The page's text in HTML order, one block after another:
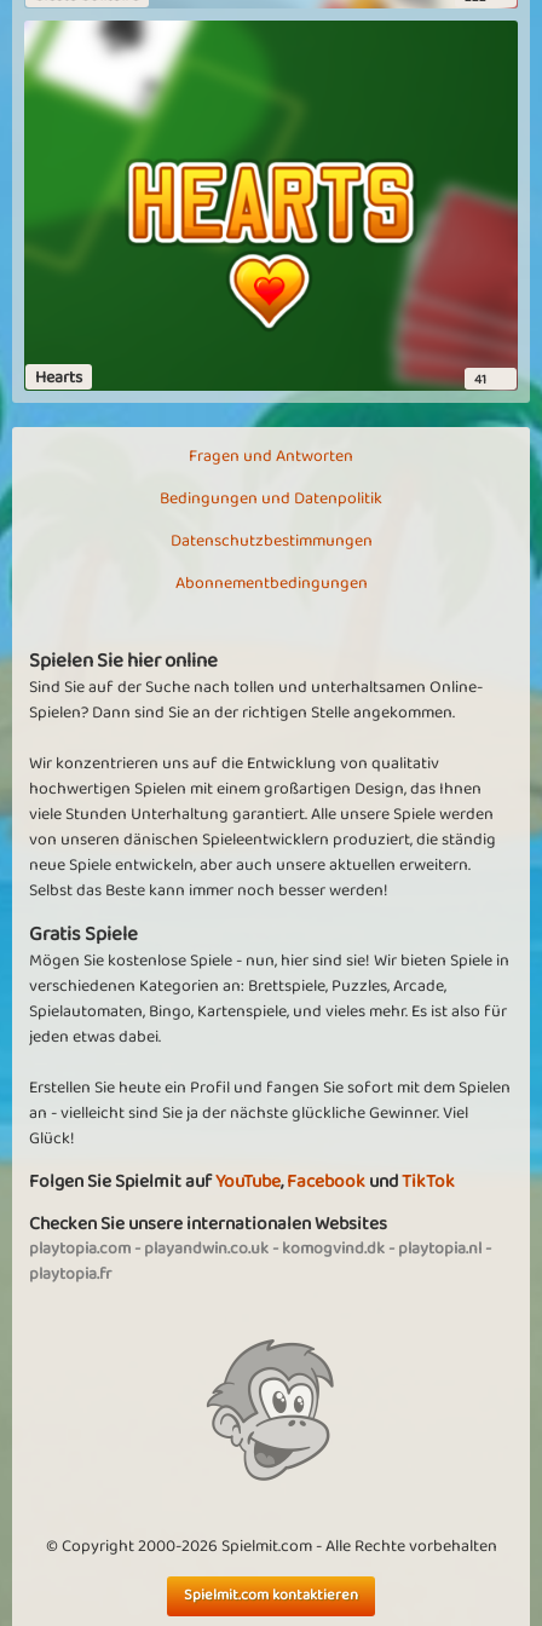
super spiel
macht echt spass.
WildFall
Egyptian Pyramids
Mir gefällt es sehr gut.Auch wenn manchmal schwer aber auch das
ist der Reiz. Ich spiele es total gerne. DAfür gebe ich gerne volle
Sternenzahl
Brebri
habe hier als nicht vip schon die 4. runde erreicht super und gleich
Jomasch
Expertenlevel sind zu schwer
zu schwer. Stundenlanges zocken, ohne dass es einmal aufgeht
nervt irgendwann. Ich scheine aber auch kein Einzelfall zu sein,
denn bislang hat nieman die 4. Medi erreicht, wo unter anderem
Expert Runde 3 gespielt werden soll..... Dafür gewinnt man hier
Maeusezicke
Super dass das spiel wieder bei euch verfügbar ist
ja es war schon damals ein vip-Spiel mit vielen Anhängern 😊. Viele
hatten auch die vierte Medaille im laufe der zeit geschafft. Schade
ist nur das der damalige Erfolg und die vorhandenen Medaillen auf
null gesetzt wurden
NiLi30
Hört auf zu jammern, war Vip, ist Vip und bleibt Vip
ich erstehe das Gejammer von den vielen hier nicht, das Spiel war
schon immer ein Vip Spiel, warum also sollte sich das geändert
haben? Es macht aber ungeheuer viel Spaß und weckt den Ehrgeiz,
auch als nicht Vip, hab ich täglich gespielt.
Mumelchen
Tolles Spiel
weiter so Spielmit, genau das liebe ich, man schafft nie die 4.
Medallie, es entwickelt sich zu meinem absoluten Favorit. Könnte es
stundenlang spielen
Zonnetje60
bald mehr Spiele kommen werden. Nur enttäuschend für Leute, die
kein VIP sind. Ist das richtig, Topia? Bitte gib es allen! Weil es ein
wirklich cooles Spiel ist. Liebe Grüße von Zonnetje60
Mehr sehen
Hearts 41
Fragen und Antworten
Bedingungen und Datenpolitik
Datenschutzbestimmungen
Abonnementbedingungen
Spielen Sie hier online
Sind Sie auf der Suche nach tollen und unterhaltsamen Online-
Spielen? Dann sind Sie an der richtigen Stelle angekommen.
Wir konzentrieren uns auf die Entwicklung von qualitativ
hochwertigen Spielen mit einem großartigen Design, das Ihnen
viele Stunden Unterhaltung garantiert. Alle unsere Spiele werden
von unseren dänischen Spieleentwicklern produziert, die ständig
neue Spiele entwickeln, aber auch unsere aktuellen erweitern.
Selbst das Beste kann immer noch besser werden!
Gratis Spiele
Mögen Sie kostenlose Spiele - nun, hier sind sie! Wir bieten Spiele in
verschiedenen Kategorien an: Brettspiele, Puzzles, Arcade,
Spielautomaten, Bingo, Kartenspiele, und vieles mehr. Es ist also für
jeden etwas dabei.
Erstellen Sie heute ein Profil und fangen Sie sofort mit dem Spielen
an - vielleicht sind Sie ja der nächste glückliche Gewinner. Viel
Glück!
Folgen Sie Spielmit aufYouTube,FacebookundTikTok
Checken Sie unsere internationalen Websites
playtopia.com-playandwin.co.uk-komogvind.dk-playtopia.nl-
playtopia.fr
© Copyright 2000-2026 Spielmit.com - Alle Rechte vorbehalten
Spielmit.com kontaktieren